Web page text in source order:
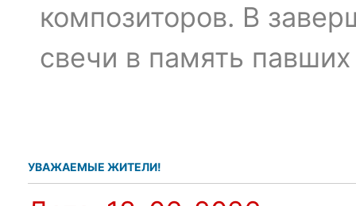
композиторов. В
свечи в память
УВАЖАЕМЫЕ ЖИТЕЛИ!